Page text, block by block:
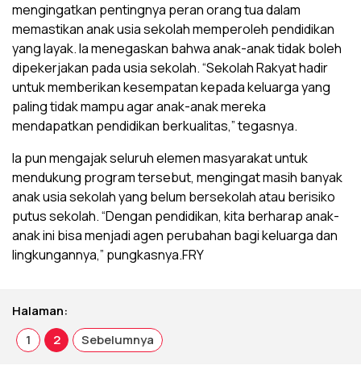
mengingatkan pentingnya peran orang tua dalam
memastikan anak usia sekolah memperoleh pendidikan
yang layak. Ia menegaskan bahwa anak-anak tidak boleh
dipekerjakan pada usia sekolah. “Sekolah Rakyat hadir
untuk memberikan kesempatan kepada keluarga yang
paling tidak mampu agar anak-anak mereka
mendapatkan pendidikan berkualitas,” tegasnya.
Ia pun mengajak seluruh elemen masyarakat untuk
mendukung program tersebut, mengingat masih banyak
anak usia sekolah yang belum bersekolah atau berisiko
putus sekolah. “Dengan pendidikan, kita berharap anak-
anak ini bisa menjadi agen perubahan bagi keluarga dan
lingkungannya,” pungkasnya.FRY
Halaman:
1
2 Sebelumnya